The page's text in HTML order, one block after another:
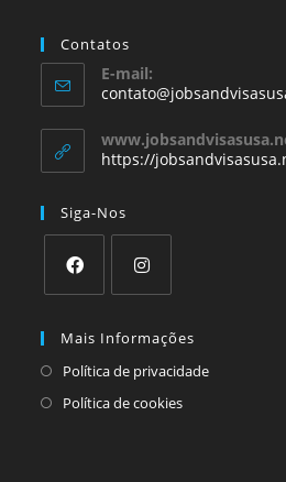
Contatos
E-mail:
https://
Siga-Nos
Mais Informações
Política de privacidade
Política de cookies